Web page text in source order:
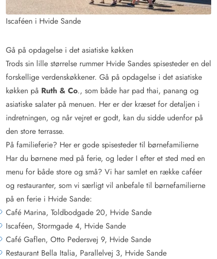
Iscaféen i Hvide Sande
Gå på opdagelse i det asiatiske køkken
Trods sin lille størrelse rummer Hvide Sandes spisesteder en del
forskellige verdenskøkkener. Gå på opdagelse i det asiatiske
køkken på Ruth & Co., som både har pad thai, panang og
asiatiske salater på menuen. Her er der kræset for detaljen i
indretningen, og når vejret er godt, kan du sidde udenfor på
den store terrasse.
På familieferie? Her er gode spisesteder til børnefamilierne
Har du børnene med på ferie, og leder I efter et sted med en
menu for både store og små? Vi har samlet en række caféer
og restauranter, som vi særligt vil anbefale til børnefamilierne
på en ferie i Hvide Sande:
Café Marina, Toldbodgade 20, Hvide Sande
Iscaféen, Stormgade 4, Hvide Sande
Café Gaflen, Otto Pedersvej 9, Hvide Sande
Restaurant Bella Italia, Parallelvej 3, Hvide Sande